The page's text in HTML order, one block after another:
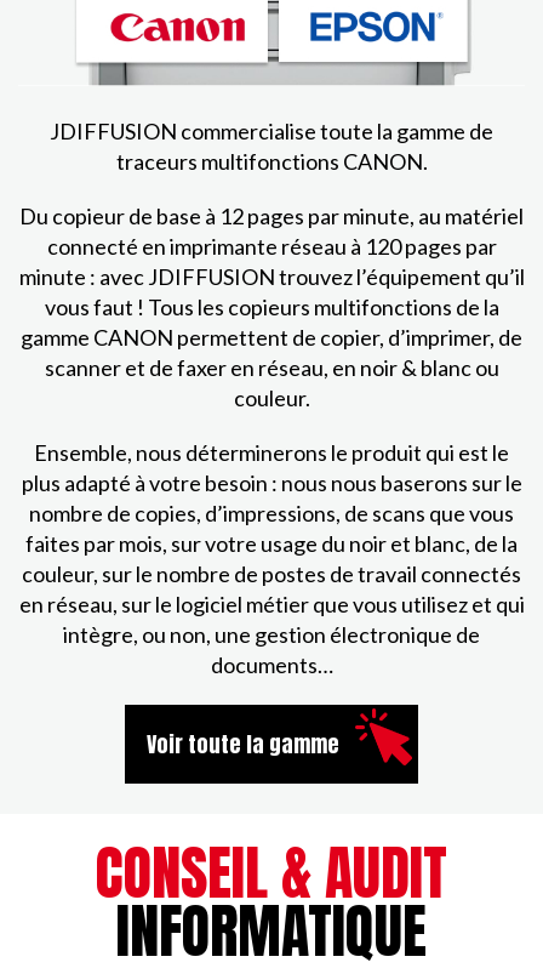
JDIFFUSION commercialise toute la gamme de
traceurs multifonctions CANON.
Du copieur de base à 12 pages par minute, au matériel
connecté en imprimante réseau à 120 pages par
minute : avec JDIFFUSION trouvez l’équipement qu’il
vous faut ! Tous les copieurs multifonctions de la
gamme CANON permettent de copier, d’imprimer, de
scanner et de faxer en réseau, en noir & blanc ou
couleur.
Ensemble, nous déterminerons le produit qui est le
plus adapté à votre besoin : nous nous baserons sur le
nombre de copies, d’impressions, de scans que vous
faites par mois, sur votre usage du noir et blanc, de la
couleur, sur le nombre de postes de travail connectés
en réseau, sur le logiciel métier que vous utilisez et qui
intègre, ou non, une gestion électronique de
documents…
Voir toute la gamme
CONSEIL & AUDIT
INFORMATIQUE